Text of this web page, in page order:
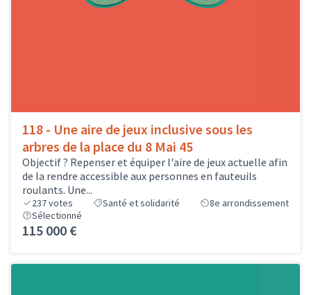
118 - Une aire de jeux inclusive sous les
arbres de la place du 8 Mai 45
Objectif ? Repenser et équiper l'aire de jeux actuelle afin
de la rendre accessible aux personnes en fauteuils
roulants. Une...
237votes Santé et solidarité
8e arrondissement
Sélectionné
115 000 €